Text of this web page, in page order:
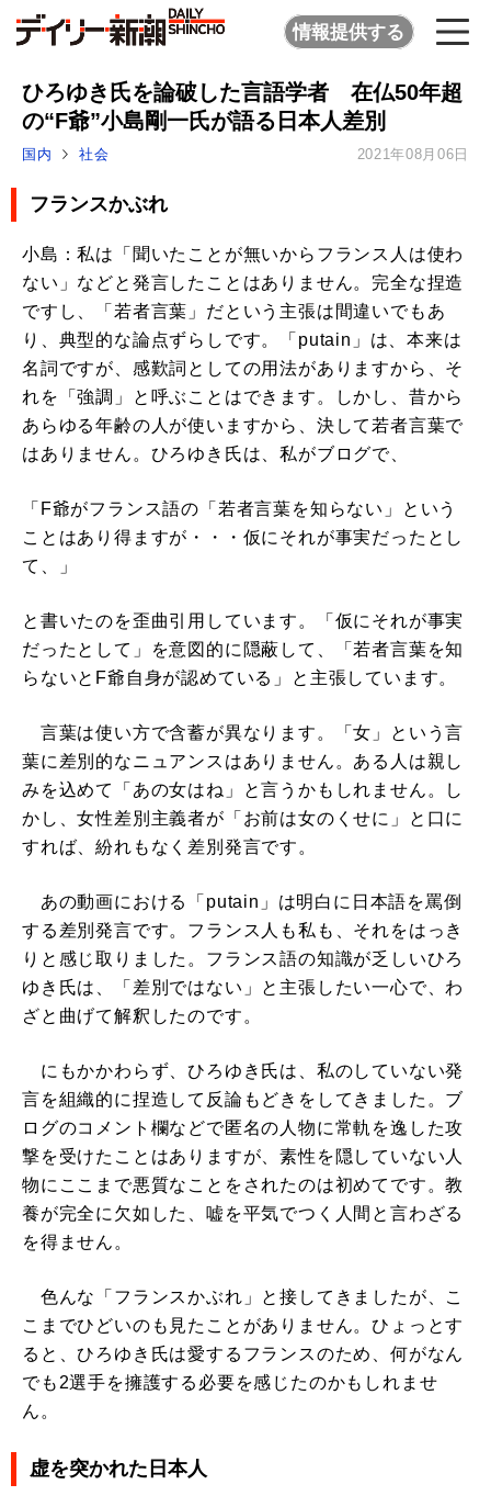
情報提供する
ひろゆき氏を論破した言語学者 在仏50年超
の“F爺”小島剛一氏が語る日本人差別
国内 社会 2021年08月06日
フランスかぶれ
小島：私は「聞いたことが無いからフランス人は使わ
ない」などと発言したことはありません。完全な捏造
ですし、「若者言葉」だという主張は間違いでもあ
り、典型的な論点ずらしです。「putain」は、本来は
名詞ですが、感歎詞としての用法がありますから、そ
れを「強調」と呼ぶことはできます。しかし、昔から
あらゆる年齢の人が使いますから、決して若者言葉で
はありません。ひろゆき氏は、私がブログで、
「F爺がフランス語の「若者言葉を知らない」という
ことはあり得ますが・・・仮にそれが事実だったとし
て、」
と書いたのを歪曲引用しています。「仮にそれが事実
だったとして」を意図的に隠蔽して、「若者言葉を知
らないとF爺自身が認めている」と主張しています。
言葉は使い方で含蓄が異なります。「女」という言
葉に差別的なニュアンスはありません。ある人は親し
みを込めて「あの女はね」と言うかもしれません。し
かし、女性差別主義者が「お前は女のくせに」と口に
すれば、紛れもなく差別発言です。
あの動画における「putain」は明白に日本語を罵倒
する差別発言です。フランス人も私も、それをはっき
りと感じ取りました。フランス語の知識が乏しいひろ
ゆき氏は、「差別ではない」と主張したい一心で、わ
ざと曲げて解釈したのです。
にもかかわらず、ひろゆき氏は、私のしていない発
言を組織的に捏造して反論もどきをしてきました。ブ
ログのコメント欄などで匿名の人物に常軌を逸した攻
撃を受けたことはありますが、素性を隠していない人
物にここまで悪質なことをされたのは初めてです。教
養が完全に欠如した、嘘を平気でつく人間と言わざる
を得ません。
色んな「フランスかぶれ」と接してきましたが、こ
こまでひどいのも見たことがありません。ひょっとす
ると、ひろゆき氏は愛するフランスのため、何がなん
でも2選手を擁護する必要を感じたのかもしれませ
ん。
虚を突かれた日本人